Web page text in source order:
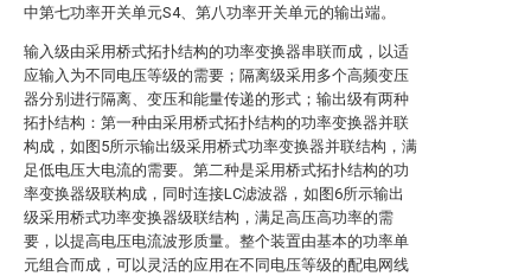
中第七功率开关单元S4、第八功率开关单元的输出端。
输入级由采用桥式拓扑结构的功率变换器串联而成，以适
应输入为不同电压等级的需要；隔离级采用多个高频变压
器分别进行隔离、变压和能量传递的形式；输出级有两种
拓扑结构：第一种由采用桥式拓扑结构的功率变换器并联
构成，如图5所示输出级采用桥式功率变换器并联结构，满
足低电压大电流的需要。第二种是采用桥式拓扑结构的功
率变换器级联构成，同时连接LC滤波器，如图6所示输出
级采用桥式功率变换器级联结构，满足高压高功率的需
要，以提高电压电流波形质量。整个装置由基本的功率单
元组合而成，可以灵活的应用在不同电压等级的配电网线